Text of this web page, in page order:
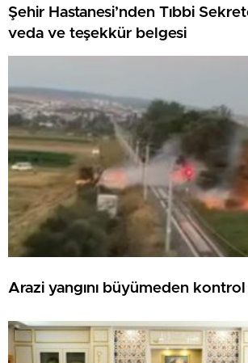
Şehir Hastanesi’nden Tıbbi
veda ve teşekkür belgesi
Arazi yangını büyümeden kontrol